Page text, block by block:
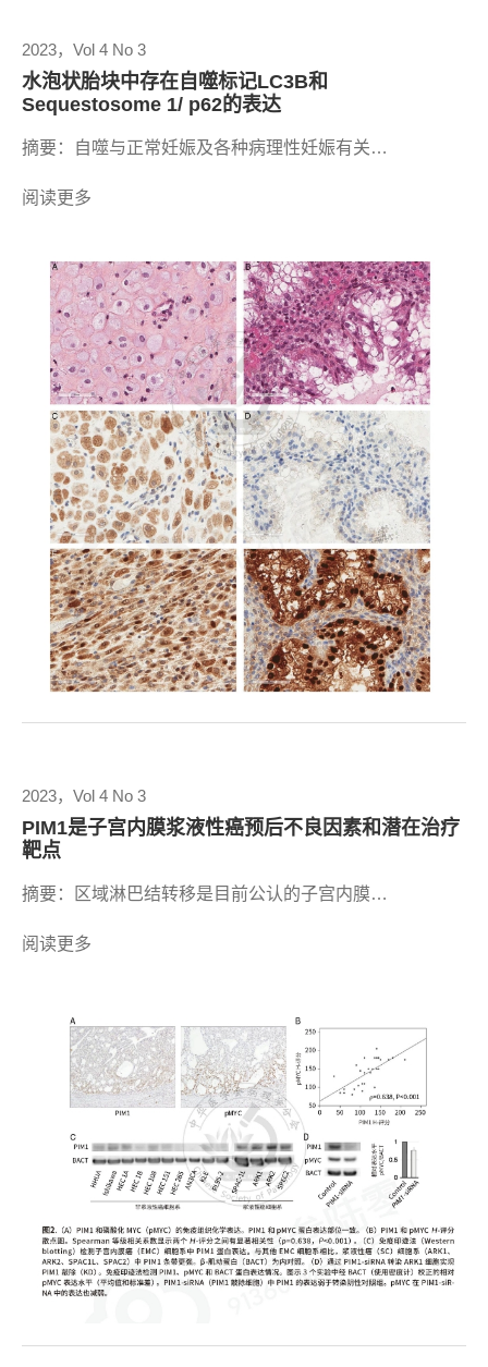
2023，Vol 4 No 3
水泡状胎块中存在自噬标记LC3B和
Sequestosome 1/ p62的表达
摘要：自噬与正常妊娠及各种病理性妊娠有关…
阅读更多
2023，Vol 4 No 3
PIM1是子宫内膜浆液性癌预后不良因素和潜在治疗
靶点
摘要：区域淋巴结转移是目前公认的子宫内膜…
阅读更多